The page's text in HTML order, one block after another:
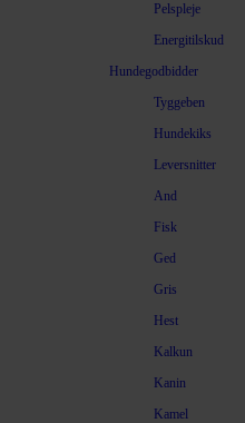
Pelspleje
Energitilskud
Hundegodbidder
Tyggeben
Hundekiks
Leversnitter
And
Fisk
Ged
Gris
Hest
Kalkun
Kanin
Kamel